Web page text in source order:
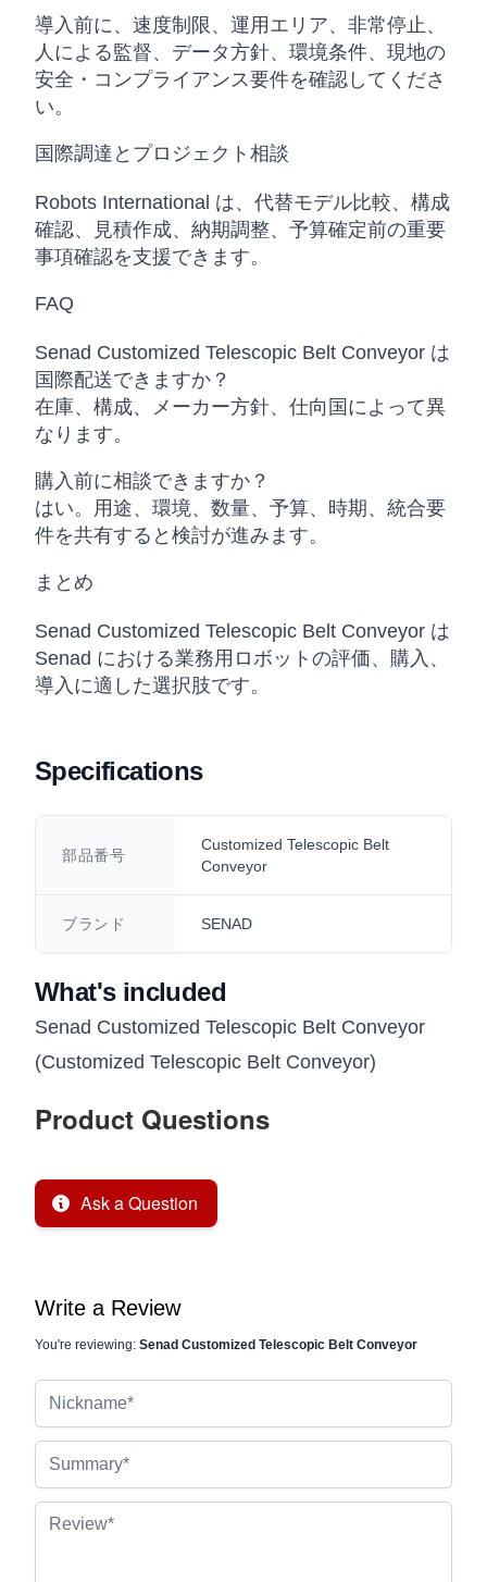
導入前に、速度制限、運用エリア、非常停止、
人による監督、データ方針、環境条件、現地の
安全・コンプライアンス要件を確認してくださ
い。
国際調達とプロジェクト相談
Robots International は、代替モデル比較、構成
確認、見積作成、納期調整、予算確定前の重要
事項確認を支援できます。
FAQ
Senad Customized Telescopic Belt Conveyor は
国際配送できますか？
在庫、構成、メーカー方針、仕向国によって異
なります。
購入前に相談できますか？
はい。用途、環境、数量、予算、時期、統合要
件を共有すると検討が進みます。
まとめ
Senad Customized Telescopic Belt Conveyor は
Senad における業務用ロボットの評価、購入、
導入に適した選択肢です。
Specifications
部品番号
Customized Telescopic Belt
Conveyor
ブランド SENAD
What's included
Senad Customized Telescopic Belt Conveyor
(Customized Telescopic Belt Conveyor)
Product Questions
Ask a Question
Write a Review
You're reviewing: Senad Customized Telescopic Belt Conveyor
Review